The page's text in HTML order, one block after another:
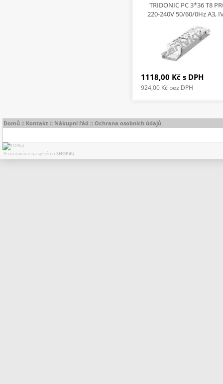
TRIDONIC PC 3*36 T8
220-240V 50/60/0Hz A3,
1118,00 Kč s DPH
924,00 Kč bez DPH
Domů :: Kontakt :: Nákupní řád :: Ochrana osobních údajů
Provozováno na systému SHOP4U